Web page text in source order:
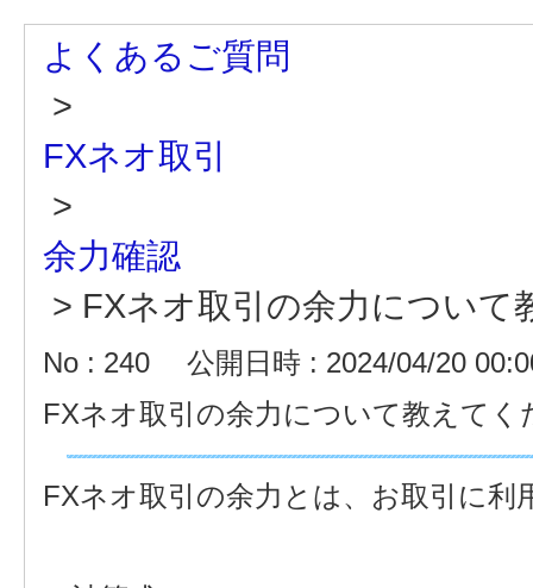
よくあるご質問
>
FXネオ取引
>
余力確認
> FXネオ取引の余力について
No : 240
公開日時 : 2024/04/20
FXネオ取引の余力について教えてく
FXネオ取引の余力とは、お取引に